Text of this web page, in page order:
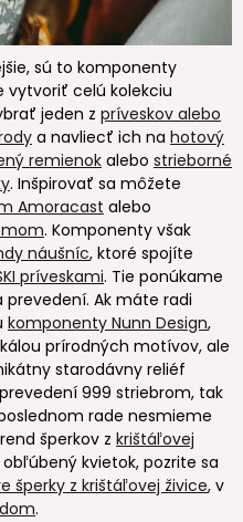
sú to komponenty
vytvoriť celú kolekciu
jeden z príveskov alebo
a navliecť ich na hotový
remienok alebo strieborné
. Inšpirovať sa môžete
Amoracast alebo
. Komponenty však
náušníc, ktoré spojíte
príveskami. Tie ponúkame
prevedení. Ak máte radi
komponenty Nunn Design,
prírodných motívov, ale
starodávny reliéf
999 striebrom, tak
rade nesmieme
šperkov z krištáľovej
kvietok, pozrite sa
šperky z krištáľovej živice, v
.